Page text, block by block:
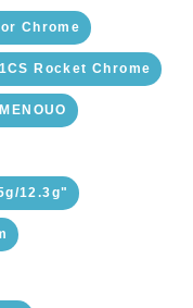
Chrome
Rocket Chrome
12.3g"